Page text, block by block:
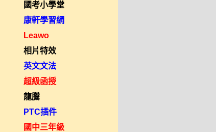
國考小學堂
康軒學習網
Leawo
相片特效
英文文法
超級函授
龍騰
PTC插件
國中三年級